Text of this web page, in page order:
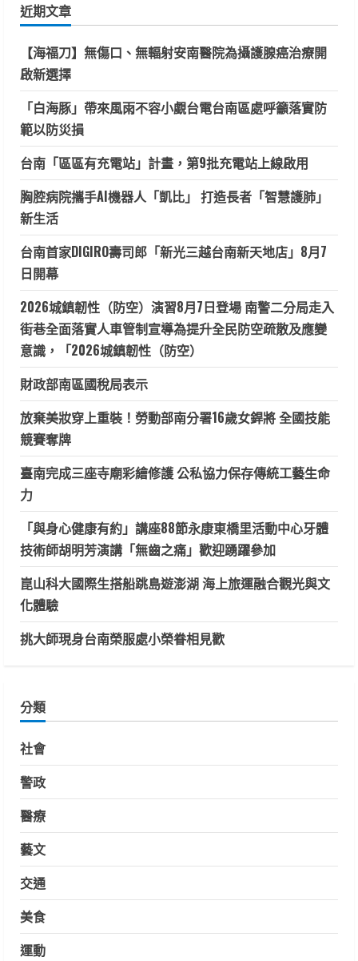
字:
近期文章
【海福刀】無傷口、無輻射安南醫院為攝護腺癌治療開
啟新選擇
「白海豚」帶來風雨不容小覷台電台南區處呼籲落實防
範以防災損
台南「區區有充電站」計畫，第9批充電站上線啟用
胸腔病院攜手AI機器人「凱比」 打造長者「智慧護肺」
新生活
台南首家DIGIRO壽司郎「新光三越台南新天地店」8月7
日開幕
2026城鎮韌性（防空）演習8月7日登場 南警二分局走入
街巷全面落實人車管制宣導為提升全民防空疏散及應變
意識，「2026城鎮韌性（防空）
財政部南區國稅局表示
放棄美妝穿上重裝！勞動部南分署16歲女銲將 全國技能
競賽奪牌
臺南完成三座寺廟彩繪修護 公私協力保存傳統工藝生命
力
「與身心健康有約」講座88節永康東橋里活動中心牙體
技術師胡明芳演講「無齒之痛」歡迎踴躍參加
崑山科大國際生搭船跳島遊澎湖 海上旅運融合觀光與文
化體驗
挑大師現身台南榮服處小榮眷相見歡
分類
社會
警政
醫療
藝文
交通
美食
運動